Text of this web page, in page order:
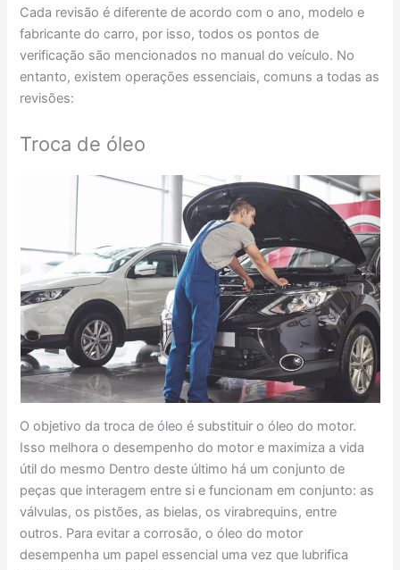
Cada revisão é diferente de acordo com o ano, modelo e
fabricante do carro, por isso, todos os pontos de
verificação são mencionados no manual do veículo. No
entanto, existem operações essenciais, comuns a todas as
revisões:
Troca de óleo
O objetivo da troca de óleo é substituir o óleo do motor.
Isso melhora o desempenho do motor e maximiza a vida
útil do mesmo Dentro deste último há um conjunto de
peças que interagem entre si e funcionam em conjunto: as
válvulas, os pistões, as bielas, os virabrequins, entre
outros. Para evitar a corrosão, o óleo do motor
desempenha um papel essencial uma vez que lubrifica